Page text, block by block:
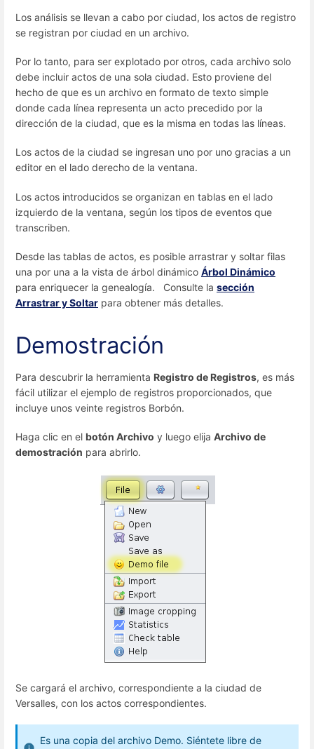
Los análisis se llevan a cabo por ciudad, los actos de registro
se registran por ciudad en un archivo.
Por lo tanto, para ser explotado por otros, cada archivo solo
debe incluir actos de una sola ciudad. Esto proviene del
hecho de que es un archivo en formato de texto simple
donde cada línea representa un acto precedido por la
dirección de la ciudad, que es la misma en todas las líneas.
Los actos de la ciudad se ingresan uno por uno gracias a un
editor en el lado derecho de la ventana.
Los actos introducidos se organizan en tablas en el lado
izquierdo de la ventana, según los tipos de eventos que
transcriben.
Desde las tablas de actos, es posible arrastrar y soltar filas
una por una a la vista de árbol dinámico Árbol Dinámico
para enriquecer la genealogía. Consulte la sección
Arrastrar y Soltar para obtener más detalles.
Demostración
Para descubrir la herramienta Registro de Registros, es más
fácil utilizar el ejemplo de registros proporcionados, que
incluye unos veinte registros Borbón.
Haga clic en el botón Archivo y luego elija Archivo de
demostración para abrirlo.
Se cargará el archivo, correspondiente a la ciudad de
Versalles, con los actos correspondientes.
Es una copia del archivo Demo. Siéntete libre de